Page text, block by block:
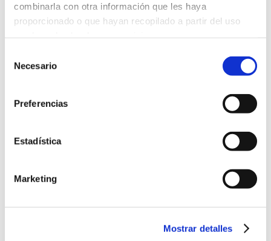
combinarla con otra información que les haya
proporcionado o que hayan recopilado a partir del uso
Más información
Necesario
Preferencias
Estadística
Marketing
Mostrar detalles